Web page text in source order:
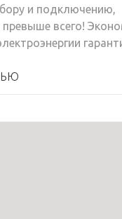
и подключению,
превыше всего!